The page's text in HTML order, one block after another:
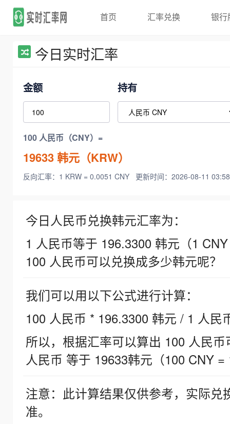
首页 汇率兑换 银行
今日实时汇率
金额 持有
100 人民币（CNY）=
19633韩元（KRW）
反向汇率：1 KRW = 0.0051 CNY 更新时间：2026-08-11
今日人民币兑换韩元汇率为：
1 人民币等于 196.3300 韩元（1
100 人民币可以兑换成多少韩元呢？
我们可以用以下公式进行计算：
100 人民币 * 196.3300 韩元 / 1 人民
所以，根据汇率可以算出 100 人民
人民币 等于 19633韩元（100 CNY =
注意：此计算结果仅供参考，实际
准。